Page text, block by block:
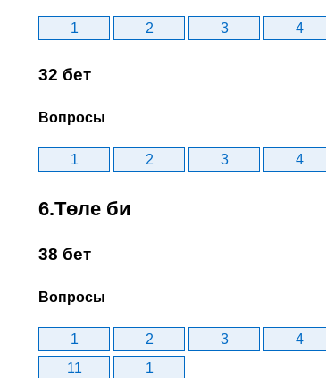
1 2 3 4
32 бет
Вопросы
1 2 3 4
6.Төле би
38 бет
Вопросы
1 2 3 4
11
1